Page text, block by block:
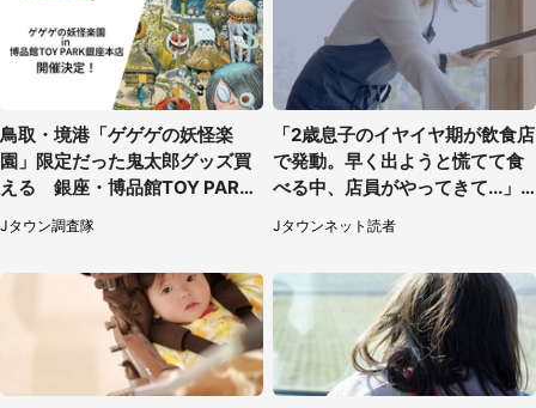
鳥取・境港「ゲゲゲの妖怪楽
園」限定だった鬼太郎グッズ買
える 銀座・博品館TOY PARK
へ急げ【8／8～31】
Jタウン調査隊
「2歳息子のイヤイヤ期が飲食店
で発動。早く出ようと慌てて食
べる中、店員がやってきて...」
（岡山県・40代女性）
Jタウンネット読者